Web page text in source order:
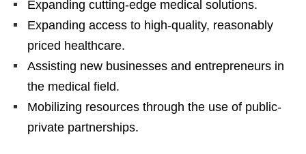
Expanding cutting-edge medical solutions.
Expanding access to high-quality, reasonably
priced healthcare.
Assisting new businesses and entrepreneurs in
the medical field.
Mobilizing resources through the use of public-
private partnerships.